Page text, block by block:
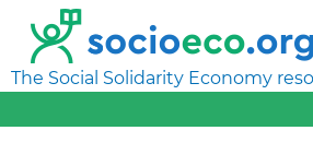
The Social Solidarity Economy